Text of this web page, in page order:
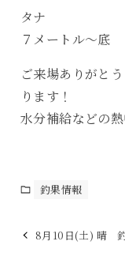
タナ
７メートル〜底
ご来場ありがと
ります！
水分補給などの
釣果情報
8月10日(土) 晴